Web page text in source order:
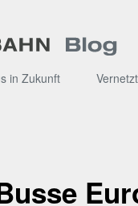
in Zukunft